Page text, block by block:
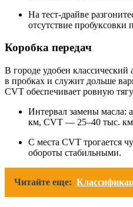
На тест-драйве
отсутствие пробуксовки
Коробка передач
В городе удобен
в пробках и служит дольше
CVT обеспечивает ровную тягу
Интервал замены масла:
км, CVT — 25–40 тыс.
С места CVT трогается
обороты стабильными.
Читайте еще: